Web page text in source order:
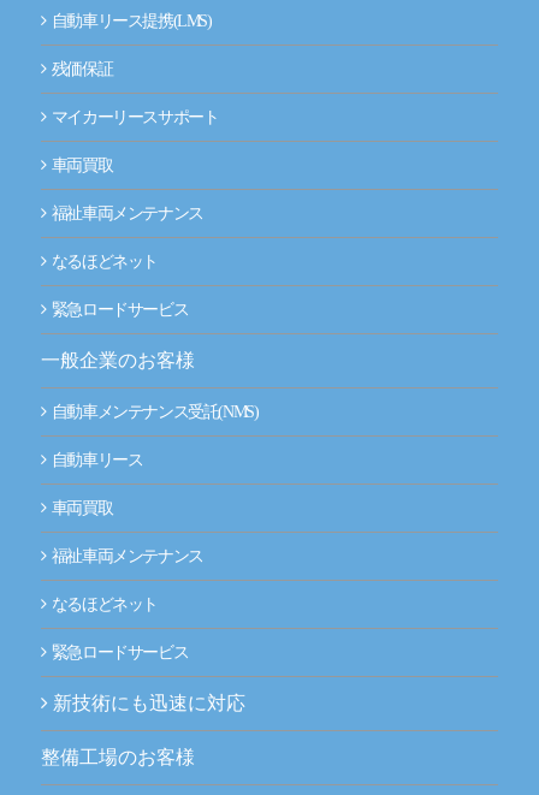
自動車リース提携(LMS)
残価保証
マイカーリースサポート
車両買取
福祉車両メンテナンス
なるほどネット
緊急ロードサービス
一般企業のお客様
自動車メンテナンス受託(NMS)
自動車リース
車両買取
福祉車両メンテナンス
なるほどネット
緊急ロードサービス
新技術にも迅速に対応
整備工場のお客様
メールマガジン
企業情報
ご挨拶
経営理念
企業概要
事業拠点（事務所一覧）
ナルネットの歩み
ESGの取り組み
採用情報
ニュースルーム
お問い合わせ